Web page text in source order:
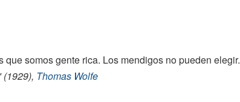
que somos gente rica. Los mendigos no pueden elegir.
(1929), Thomas Wolfe